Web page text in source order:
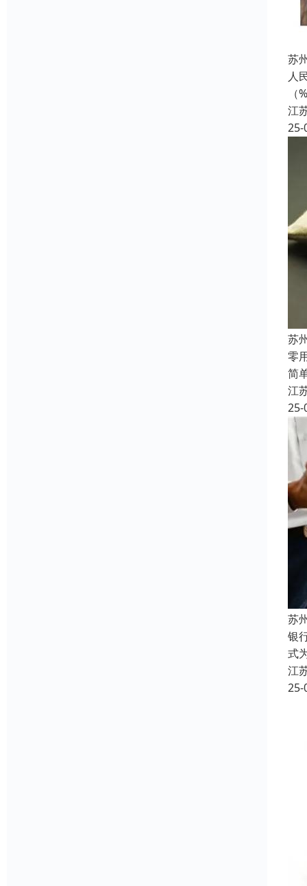
苏
人
江
25-
苏
零
简
江
25-
苏
银
式
江
25-